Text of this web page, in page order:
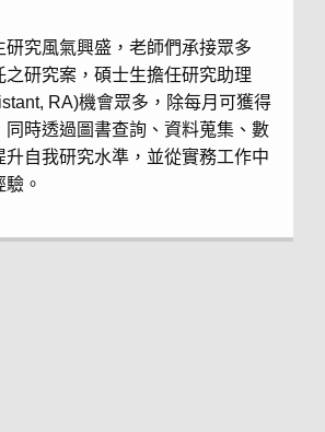
研究風氣興盛，老師們承接眾多
之研究案，碩士生擔任研究助理
RA)機會眾多，除每月可獲得
同時透過圖書查詢、資料蒐集、數
升自我研究水準，並從實務工作中
。